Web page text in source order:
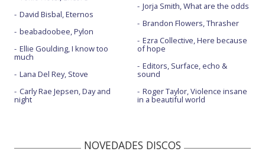
David Bisbal, Eternos
beabadoobee, Pylon
Ellie Goulding, I know too
much
Lana Del Rey, Stove
Carly Rae Jepsen, Day and
night
Jorja Smith, What are the odds
Brandon Flowers, Thrasher
Ezra Collective, Here because
of hope
Editors, Surface, echo &
sound
Roger Taylor, Violence insane
in a beautiful world
NOVEDADES DISCOS